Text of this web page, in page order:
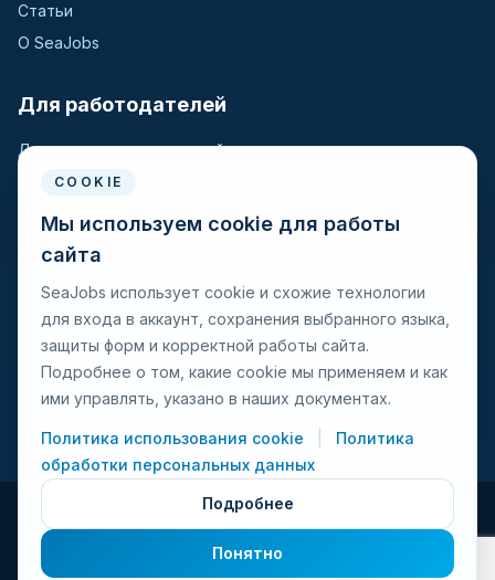
Статьи
О SeaJobs
Для работодателей
Для крюинговых компаний
Разместить вакансию
Поиск кандидатов
Для моряков
Поиск вакансий
Просмотр компаний
© 2026 Seajobs.ru Все права защищены.
Политика конфиденциальности
COOKIE
Мы используем cookie для работы
сайта
SeaJobs использует cookie и схожие технологии
для входа в аккаунт, сохранения выбранного языка,
защиты форм и корректной работы сайта.
Подробнее о том, какие cookie мы применяем и как
ими управлять, указано в наших документах.
Политика использования cookie
Политика
обработки персональных данных
Подробнее
Понятно